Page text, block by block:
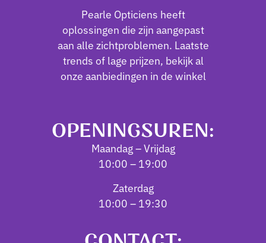
Pearle Opticiens heeft
oplossingen die zijn aangepast
aan alle zichtproblemen. Laatste
trends of lage prijzen, bekijk al
onze aanbiedingen in de winkel
OPENINGSUREN:
Maandag – Vrijdag
10:00 – 19:00
Zaterdag
10:00 – 19:30